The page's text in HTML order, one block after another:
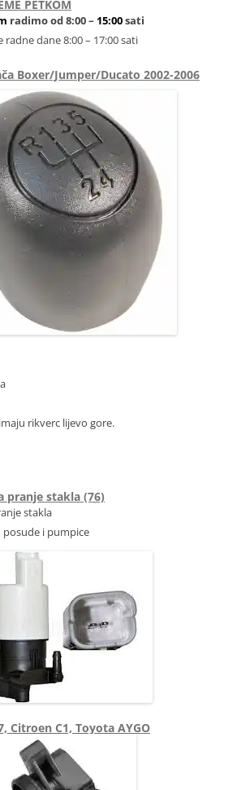
PETKOM
radimo od 8:00 – 15:00sati
radne dane 8:00 – 17:00 sati
Boxer/Jumper/Ducato 2002-2006
rikverc lijevo gore.
pranje stakla (76)
stakla
posude i pumpice
Citroen C1, Toyota AYGO